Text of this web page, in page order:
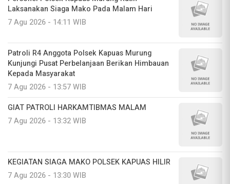
Laksanakan Siaga Mako Pada Malam Hari
7 Agu 2026 - 14:11 WIB
Patroli R4 Anggota Polsek Kapuas Murung
Kunjungi Pusat Perbelanjaan Berikan Himbauan
Kepada Masyarakat
7 Agu 2026 - 13:57 WIB
GIAT PATROLI HARKAMTIBMAS MALAM
7 Agu 2026 - 13:32 WIB
KEGIATAN SIAGA MAKO POLSEK KAPUAS HILIR
7 Agu 2026 - 13:30 WIB